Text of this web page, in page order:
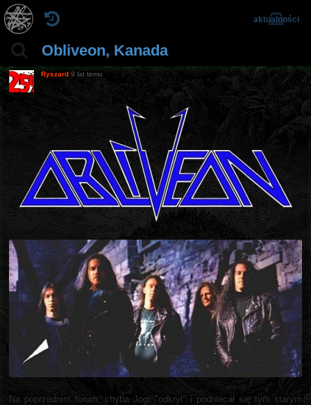
Obliveon, Kanada
aktualności
Ryszard 9 lat temu
Na poprzednim forum, chyba Jogi "odkrył" i podniecał się tym starym